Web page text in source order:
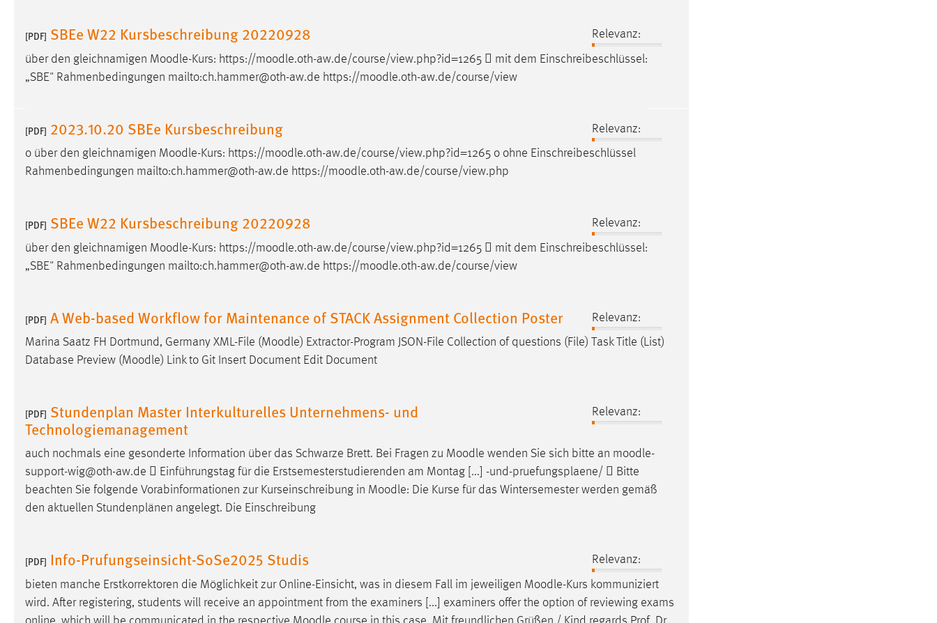
[PDF] SBEe W22 Kursbeschreibung 20220928
Relevanz:
über den gleichnamigen Moodle-Kurs: https://moodle.oth-aw.de/course/view.php?id=1265  mit dem Einschreibeschlüssel:
„SBE" Rahmenbedingungen mailto:ch.hammer@oth-aw.de https://moodle.oth-aw.de/course/view
[PDF] 2023.10.20 SBEe Kursbeschreibung
Relevanz:
o über den gleichnamigen Moodle-Kurs: https://moodle.oth-aw.de/course/view.php?id=1265 o ohne Einschreibeschlüssel
Rahmenbedingungen mailto:ch.hammer@oth-aw.de https://moodle.oth-aw.de/course/view.php
[PDF] SBEe W22 Kursbeschreibung 20220928
Relevanz:
über den gleichnamigen Moodle-Kurs: https://moodle.oth-aw.de/course/view.php?id=1265  mit dem Einschreibeschlüssel:
„SBE" Rahmenbedingungen mailto:ch.hammer@oth-aw.de https://moodle.oth-aw.de/course/view
[PDF] A Web-based Workflow for Maintenance of STACK Assignment Collection Poster
Relevanz:
Marina Saatz FH Dortmund, Germany XML-File (Moodle) Extractor-Program JSON-File Collection of questions (File) Task Title (List)
Database Preview (Moodle) Link to Git Insert Document Edit Document
[PDF] Stundenplan Master Interkulturelles Unternehmens- und
Technologiemanagement
Relevanz:
auch nochmals eine gesonderte Information über das Schwarze Brett. Bei Fragen zu Moodle wenden Sie sich bitte an moodle-
support-wig@oth-aw.de  Einführungstag für die Erstsemesterstudierenden am Montag [...] -und-pruefungsplaene/  Bitte
beachten Sie folgende Vorabinformationen zur Kurseinschreibung in Moodle: Die Kurse für das Wintersemester werden gemäß
den aktuellen Stundenplänen angelegt. Die Einschreibung
[PDF] Info-Prufungseinsicht-SoSe2025 Studis
Relevanz:
bieten manche Erstkorrektoren die Möglichkeit zur Online-Einsicht, was in diesem Fall im jeweiligen Moodle-Kurs kommuniziert
wird. After registering, students will receive an appointment from the examiners [...] examiners offer the option of reviewing exams